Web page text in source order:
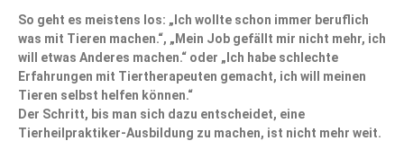
So geht es meistens los: „Ich wollte schon immer beruflich
was mit Tieren machen.“, „Mein Job gefällt mir nicht mehr, ich
will etwas Anderes machen.“ oder „Ich habe schlechte
Erfahrungen mit Tiertherapeuten gemacht, ich will meinen
Tieren selbst helfen können.“
Der Schritt, bis man sich dazu entscheidet, eine
Tierheilpraktiker-Ausbildung zu machen, ist nicht mehr weit.